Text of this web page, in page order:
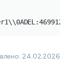
24.02.2026